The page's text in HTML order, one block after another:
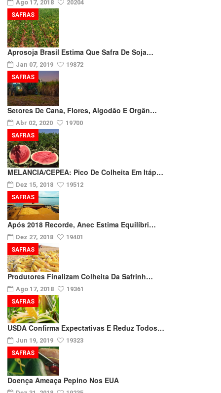
Ago 17, 2018 20204
Aprosoja Brasil Estima Que Safra De Soja…
Jan 07, 2019 19872
SAFRAS
Setores De Cana, Flores, Algodão E Orgân…
Abr 02, 2020 19700
SAFRAS
MELANCIA/CEPEA: Pico De Colheita Em Itáp…
Dez 15, 2018 19512
SAFRAS
Após 2018 Recorde, Anec Estima Equilíbri…
Dez 27, 2018 19401
SAFRAS
Produtores Finalizam Colheita Da Safrinh…
Ago 17, 2018 19361
SAFRAS
USDA Confirma Expectativas E Reduz Todos…
Jun 19, 2019 19323
SAFRAS
Doença Ameaça Pepino Nos EUA
SAFRAS